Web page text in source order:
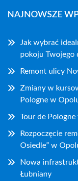
NAJNOWSZE
Jak wybrać
pokoju Twojego
Remont ulicy
Zmiany w
Pologne w
Tour de
Rozpoczęcie
Osiedle” w
Nowa
Łubniany